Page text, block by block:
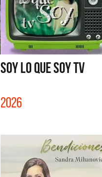
SOY LO QUE SOY TV
2026